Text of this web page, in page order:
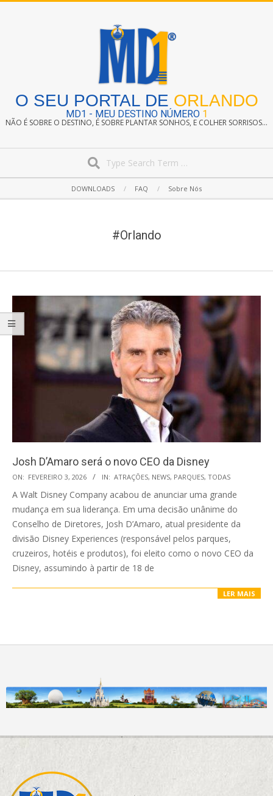
O SEU PORTAL DE ORLANDO
MD1 - MEU DESTINO NÚMERO 1
NÃO É SOBRE O DESTINO, É SOBRE PLANTAR SONHOS, E COLHER SORRISOS...
Navigation
DOWNLOADS FAQ Sobre Nós
#Orlando
Josh D’Amaro será o novo CEO da Disney
2026-
02-
03
ON: FEVEREIRO 3, 2026 IN: ATRAÇÕES, NEWS, PARQUES, TODAS
A Walt Disney Company acabou de anunciar uma grande
mudança em sua liderança. Em uma decisão unânime do
Conselho de Diretores, Josh D’Amaro, atual presidente da
divisão Disney Experiences (responsável pelos parques,
cruzeiros, hotéis e produtos), foi eleito como o novo CEO da
Disney, assumindo à partir de 18 de
LER MAIS